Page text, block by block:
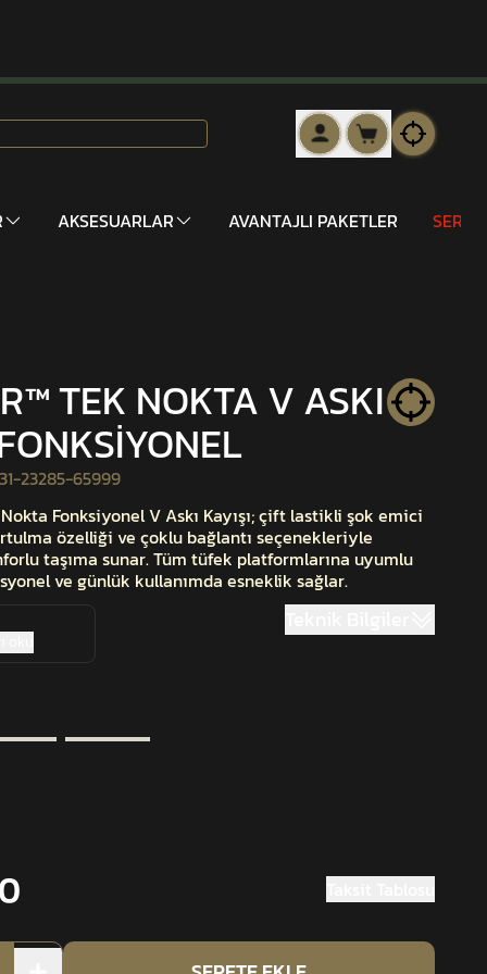
AKSESUARLAR AVANTAJLI PAKETLER SERİ
TEK NOKTA V ASKI
23285-65999
Fonksiyonel V Askı Kayışı; çift lastikli şok emici
özelliği ve çoklu bağlantı seçenekleriyle
taşıma sunar. Tüm tüfek platformlarına uyumlu
ve günlük kullanımda esneklik sağlar.